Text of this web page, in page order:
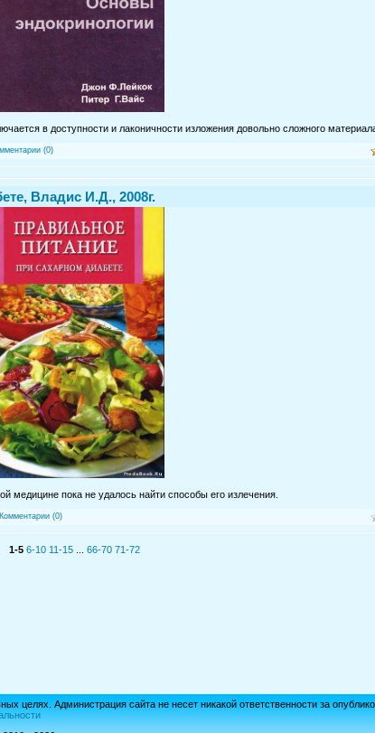
в доступности и лаконичности изложения довольно сложного
(0)
Владис И.Д., 2008г.
медицине пока не удалось найти способы его излечения.
Комментарии (0)
1-5 6-10 11-15 66-70 71-72
целях. Администрация сайта не несет никакой ответственности за